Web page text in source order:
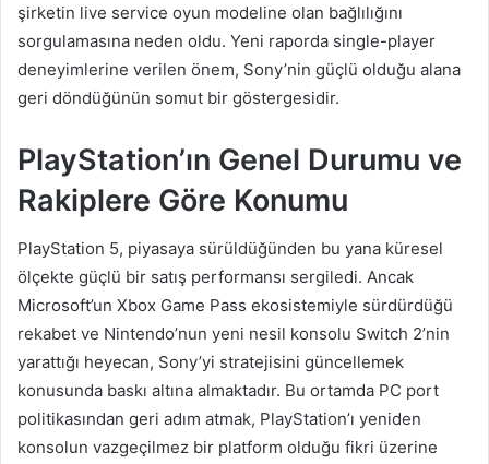
şirketin live service oyun modeline olan bağlılığını
sorgulamasına neden oldu. Yeni raporda single-player
deneyimlerine verilen önem, Sony’nin güçlü olduğu alana
geri döndüğünün somut bir göstergesidir.
PlayStation’ın Genel Durumu ve
Rakiplere Göre Konumu
PlayStation 5, piyasaya sürüldüğünden bu yana küresel
ölçekte güçlü bir satış performansı sergiledi. Ancak
Microsoft’un Xbox Game Pass ekosistemiyle sürdürdüğü
rekabet ve Nintendo’nun yeni nesil konsolu Switch 2’nin
yarattığı heyecan, Sony’yi stratejisini güncellemek
konusunda baskı altına almaktadır. Bu ortamda PC port
politikasından geri adım atmak, PlayStation’ı yeniden
konsolun vazgeçilmez bir platform olduğu fikri üzerine